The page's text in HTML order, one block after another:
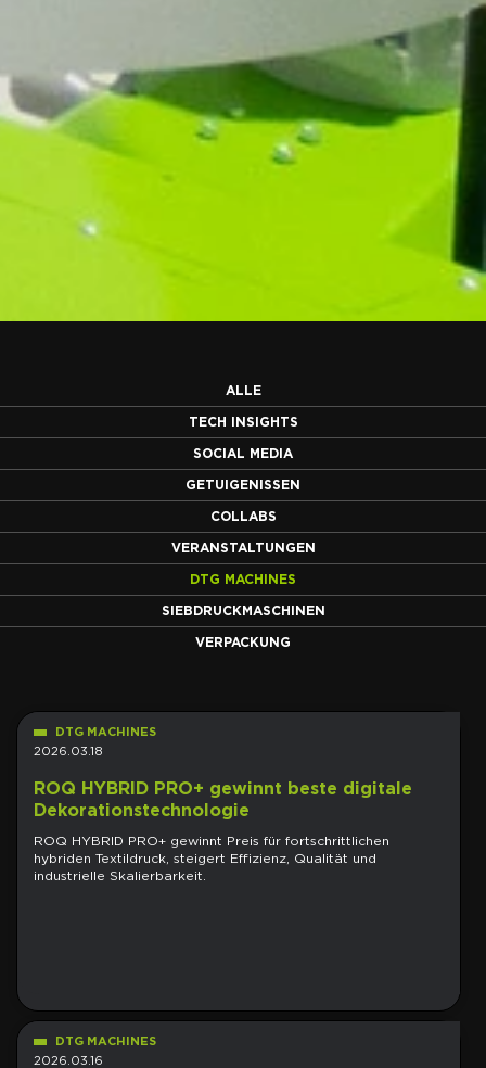
ALLE
TECH INSIGHTS
SOCIAL MEDIA
GETUIGENISSEN
COLLABS
VERANSTALTUNGEN
DTG MACHINES
SIEBDRUCKMASCHINEN
VERPACKUNG
DTG MACHINES
2026.03.18
ROQ HYBRID PRO+ gewinnt beste digitale
Dekorationstechnologie
ROQ HYBRID PRO+ gewinnt Preis für fortschrittlichen
hybriden Textildruck, steigert Effizienz, Qualität und
industrielle Skalierbarkeit.
DTG MACHINES
2026.03.16